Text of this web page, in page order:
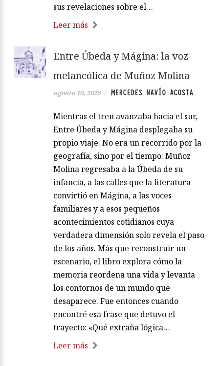
sus revelaciones sobre el…
Leer más
Entre Úbeda y Mágina: la voz
melancólica de Muñoz Molina
agosto 10, 2026 / MERCEDES NAVÍO ACOSTA
Mientras el tren avanzaba hacia el sur,
Entre Úbeda y Mágina desplegaba su
propio viaje. No era un recorrido por la
geografía, sino por el tiempo: Muñoz
Molina regresaba a la Úbeda de su
infancia, a las calles que la literatura
convirtió en Mágina, a las voces
familiares y a esos pequeños
acontecimientos cotidianos cuya
verdadera dimensión solo revela el paso
de los años. Más que reconstruir un
escenario, el libro explora cómo la
memoria reordena una vida y levanta
los contornos de un mundo que
desaparece. Fue entonces cuando
encontré esa frase que detuvo el
trayecto: «Qué extraña lógica…
Leer más